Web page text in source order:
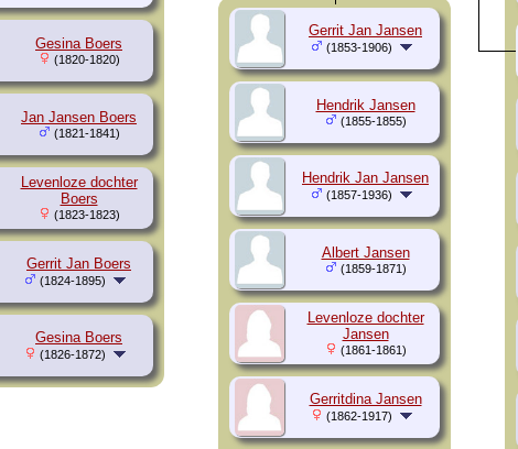
Gesina Boers
(1820-1820)
Jan Jansen Boers
(1821-1841)
Levenloze dochter
Boers
(1823-1823)
Gerrit Jan Boers
(1824-1895)
Gesina Boers
(1826-1872)
Gerrit Jan Jansen
(1853-1906)
Hendrik Jansen
(1855-1855)
Hendrik Jan Jansen
(1857-1936)
Albert Jansen
(1859-1871)
Levenloze dochter
Jansen
(1861-1861)
Gerritdina Jansen
(1862-1917)